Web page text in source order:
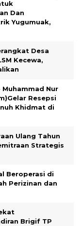
Dan
Yugumuak,
Desa
Kecewa,
Nur
Resepsi
Khidmat di
Ulang Tahun
Strategis
Beroperasi di
Perizinan dan
Brigif TP